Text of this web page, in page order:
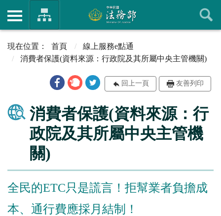
首頁
線上服務e點通
消費者保護(資料來源：行政院及其所屬中央主管機關)
回上一頁 友善列印
消費者保護(資料來源：行
政院及其所屬中央主管機
關)
全民的ETC只是謊言！拒幫業者負擔成
本、通行費應採月結制！